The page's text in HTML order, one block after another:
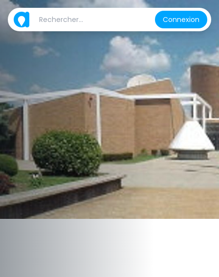
Connexion